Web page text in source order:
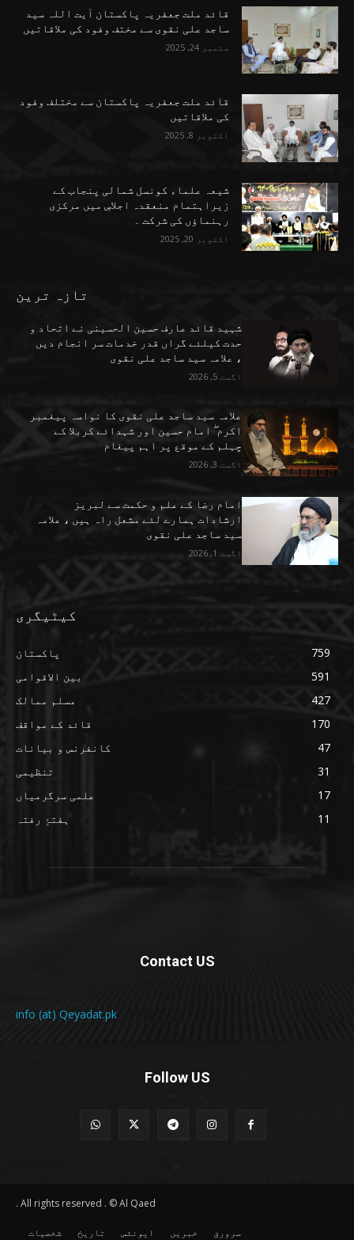
قائد ملت جعفریہ پاکستان آیت اللہ سید
ساجد علی نقوی سے مختف وفود کی ملاقاتیں
ستمبر 24, 2025
قائد ملت جعفریہ پاکستان سے مختلف وفود
کی ملاقاتیں
اکتوبر 8, 2025
شیعہ علماء کونسل شمالی پنجاب کے
زیراہتمام منعقدہ اجلاسِ میں مرکزی
رہنماؤں کی شرکت ۔
اکتوبر 20, 2025
تازہ ترین
شہید قائد عارف حسین الحسینی نے اتحاد و
حدت کیلئے گراں قدر خدمات سر انجام دیں
، علامہ سید ساجد علی نقوی
اگست 5, 2026
علامہ سید ساجد علی نقوی کا نواسہ پیغمبر
اکرم ۖ امام حسین اور شہدائے کربلا کے
چہلم کے موقع پر اہم پیغام
اگست 3, 2026
امام رضا کے علم و حکمت سے لبریز
ارشادات ہمارے لئے مشعل راہ ہیں ، علامہ
سید ساجد علی نقوی
اگست 1, 2026
کیٹیگری
پاکستان
759
بین الاقوامی
591
مسلم ممالک
427
قائد کے مواقف
170
کانفرنس و بیانات
47
تنظیمی
31
علمی سرگرمیاں
17
ہفتۂِ رفتہ
11
Contact US
info (at) Qeyadat.pk
Follow US
All rights reserved . © Al Qaed .
سرورق خبریں ایونٹس تاریخ شخصیات